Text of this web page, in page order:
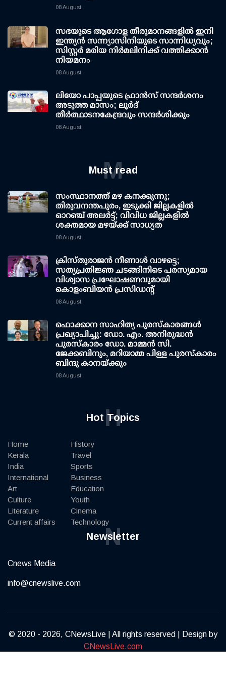
08 August
സഭയുടെ ആഗോള തീരുമാനങ്ങളിൽ ഇനി
ഇന്ത്യൻ സന്ന്യാസിനിയുടെ സാന്നിധ്യവും;
സിസ്റ്റർ മരിയ നിർമലിനിക്ക് വത്തിക്കാൻ
നിയമനം
08 August
ലിയോ പാപ്പയുടെ ഫ്രാൻസ് സന്ദർശനം
അടുത്ത മാസം; ലൂർദ്
തീർത്ഥാടനകേന്ദ്രവും സന്ദർശിക്കും
08 August
Must read
M
സംസ്ഥാനത്ത് മഴ കനക്കുന്നു;
തിരുവനന്തപുരം, ഇടുക്കി ജില്ലകളിൽ
ഓറഞ്ച് അലർട്ട്; വിവിധ ജില്ലകളിൽ
ശക്തമായ മഴയ്ക്ക് സാധ്യത
08 August
ക്രിസ്തുരാജൻ നീണാൾ വാഴട്ടെ;
സത്യപ്രതിജ്ഞ ചടങ്ങിനിടെ പരസ്യമായ
വിശ്വാസ പ്രഘോഷണവുമായി
കൊളംബിയൻ പ്രസിഡന്റ്
08 August
ഫൊക്കാന സാഹിത്യ പുരസ്‌കാരങ്ങള്‍
പ്രഖ്യാപിച്ചു: ഡോ. എം. അനിരുദ്ധന്‍
പുരസ്‌കാരം ഡോ. മാമ്മന്‍ സി.
ജേക്കബിനും, മറിയാമ്മ പിള്ള പുരസ്‌കാരം
ബിന്ദു കാനയ്ക്കും
08 August
Hot Topics
H
Home
Kerala
India
International
Art
Culture
Literature
Current affairs
History
Travel
Sports
Business
Education
Youth
Cinema
Technology
Newsletter
N
Cnews Media
info@cnewslive.com
© 2020 - 2026, CNewsLive | All rights reserved | Design by
CNewsLive.com